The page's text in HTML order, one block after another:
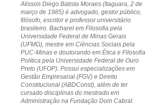
Alisson Diego Batista Moraes (Itaguara, 2 de
março de 1985) é advogado, gestor público,
filósofo, escritor e professor universitário
brasileiro. Bacharel em Filosofia pela
Universidade Federal de Minas Gerais
(UFMG), mestre em Ciências Sociais pela
PUC-Minas e doutorando em Ética e Filosofia
Política pela Universidade Federal de Ouro
Preto (UFOP). Possui especializações em
Gestão Empresarial (FGV) e Direito
Constitucional (ABDConst), além de ter
cursado disciplinas do mestrado em
Administração na Fundação Dom Cabral.